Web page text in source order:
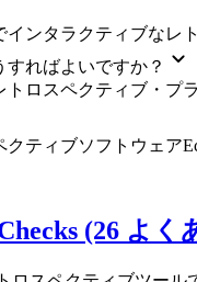
ンタラクティブなレ
ればよいですか？
トロスペクティブ・プ
ティブソフトウェア
(26 よく